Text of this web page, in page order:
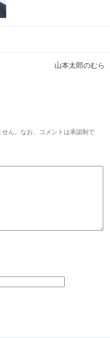
山本太郎のむら
ん。なお、コメントは承認制で